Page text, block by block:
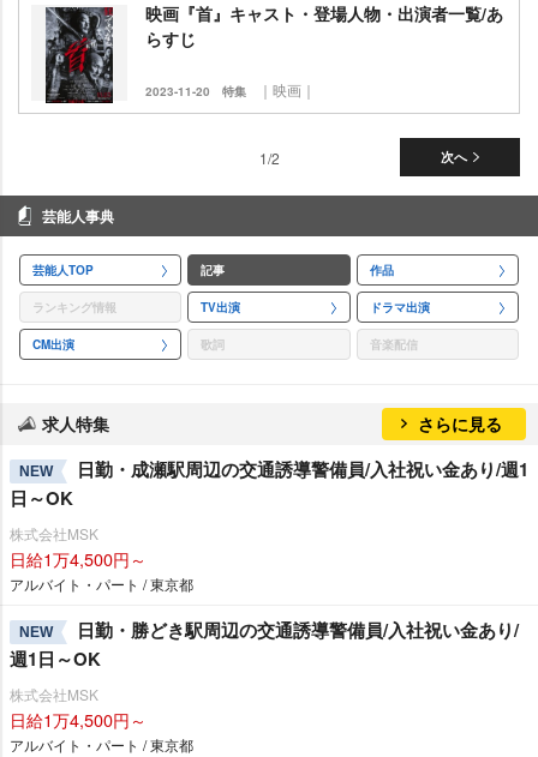
映画『首』キャスト・登場人物・出演者一覧/あ
らすじ
2023-11-20 特集 ｜映画｜
次へ
1/2
芸能人事典
芸能人TOP 記事 作品
ランキング情報 TV出演 ドラマ出演
CM出演 歌詞 音楽配信
求人特集 さらに見る
NEW
日勤・成瀬駅周辺の交通誘導警備員/入社祝い金あり/週1
日～OK
株式会社MSK
日給1万4,500円～
アルバイト・パート / 東京都
NEW
日勤・勝どき駅周辺の交通誘導警備員/入社祝い金あり/
週1日～OK
株式会社MSK
日給1万4,500円～
アルバイト・パート / 東京都